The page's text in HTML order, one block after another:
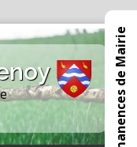
Permanences de Mairie